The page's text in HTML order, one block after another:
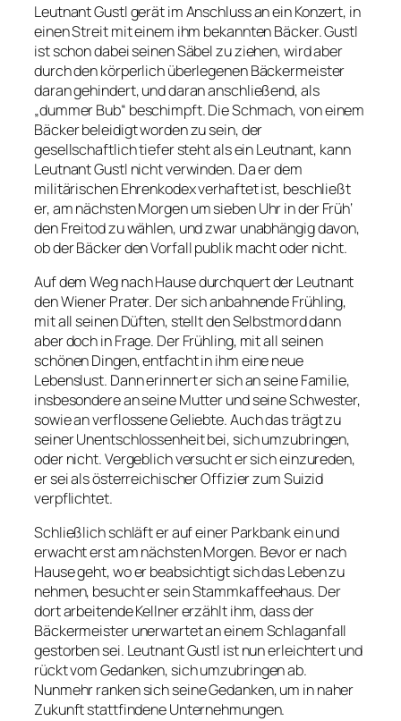
Leutnant Gustl gerät im Anschluss an ein Konzert, in
einen Streit mit einem ihm bekannten Bäcker. Gustl
ist schon dabei seinen Säbel zu ziehen, wird aber
durch den körperlich überlegenen Bäckermeister
daran gehindert, und daran anschließend, als
„dummer Bub“ beschimpft. Die Schmach, von einem
Bäcker beleidigt worden zu sein, der
gesellschaftlich tiefer steht als ein Leutnant, kann
Leutnant Gustl nicht verwinden. Da er dem
militärischen Ehrenkodex verhaftet ist, beschließt
er, am nächsten Morgen um sieben Uhr in der Früh‘
den Freitod zu wählen, und zwar unabhängig davon,
ob der Bäcker den Vorfall publik macht oder nicht.
Auf dem Weg nach Hause durchquert der Leutnant
den Wiener Prater. Der sich anbahnende Frühling,
mit all seinen Düften, stellt den Selbstmord dann
aber doch in Frage. Der Frühling, mit all seinen
schönen Dingen, entfacht in ihm eine neue
Lebenslust. Dann erinnert er sich an seine Familie,
insbesondere an seine Mutter und seine Schwester,
sowie an verflossene Geliebte. Auch das trägt zu
seiner Unentschlossenheit bei, sich umzubringen,
oder nicht. Vergeblich versucht er sich einzureden,
er sei als österreichischer Offizier zum Suizid
verpflichtet.
Schließlich schläft er auf einer Parkbank ein und
erwacht erst am nächsten Morgen. Bevor er nach
Hause geht, wo er beabsichtigt sich das Leben zu
nehmen, besucht er sein Stammkaffeehaus. Der
dort arbeitende Kellner erzählt ihm, dass der
Bäckermeister unerwartet an einem Schlaganfall
gestorben sei. Leutnant Gustl ist nun erleichtert und
rückt vom Gedanken, sich umzubringen ab.
Nunmehr ranken sich seine Gedanken, um in naher
Zukunft stattfindene Unternehmungen.